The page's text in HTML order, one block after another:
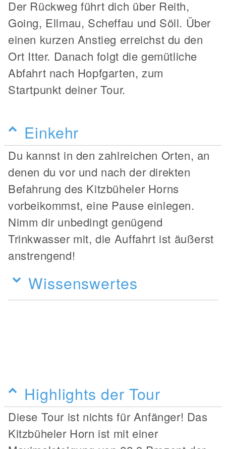
Der Rückweg führt dich über Reith,
Going, Ellmau, Scheffau und Söll. Über
einen kurzen Anstieg erreichst du den
Ort Itter. Danach folgt die gemütliche
Abfahrt nach Hopfgarten, zum
Startpunkt deiner Tour.
Einkehr
Du kannst in den zahlreichen Orten, an
denen du vor und nach der direkten
Befahrung des Kitzbüheler Horns
vorbeikommst, eine Pause einlegen.
Nimm dir unbedingt genügend
Trinkwasser mit, die Auffahrt ist äußerst
anstrengend!
Wissenswertes
Highlights der Tour
Diese Tour ist nichts für Anfänger! Das
Kitzbüheler Horn ist mit einer